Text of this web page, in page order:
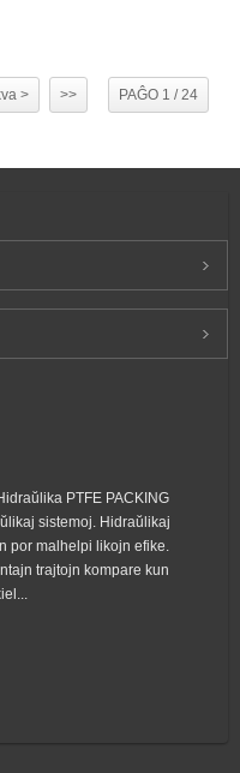
> >> PAĜO 1 / 24
PTFE PACKING
sistemoj. Hidraŭlikaj
por malhelpi likojn efike.
trajtojn kompare kun